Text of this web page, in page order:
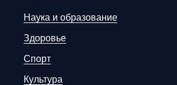
Наука и образование
Здоровье
Спорт
Культура